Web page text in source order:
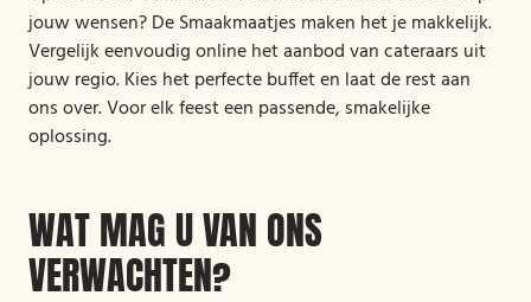
jouw wensen? De Smaakmaatjes maken het je makkelijk.
Vergelijk eenvoudig online het aanbod van cateraars uit
jouw regio. Kies het perfecte buffet en laat de rest aan
ons over. Voor elk feest een passende, smakelijke
oplossing.
WAT MAG U VAN ONS
VERWACHTEN?